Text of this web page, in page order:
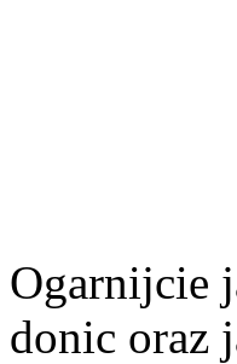
Ogarnijcie
donic oraz